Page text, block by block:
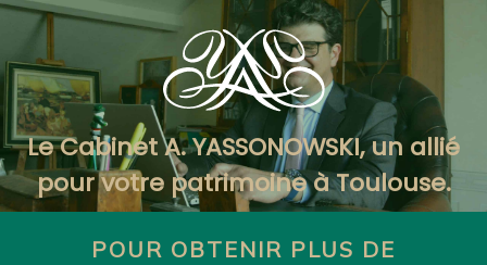
Le Cabinet A. YASSONOWSKI, un allié
pour votre patrimoine à Toulouse.
POUR OBTENIR PLUS DE